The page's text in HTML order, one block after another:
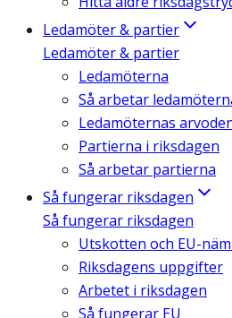
Ledamöter & partier
Ledamöter & partier
Ledamöterna
Så arbetar
Ledamöternas
Partierna i riksdagen
Så arbetar partierna
Så fungerar riksdagen
Så fungerar riksdagen
Utskotten och EU-
Riksdagens uppgifter
Arbetet i riksdagen
Så fungerar EU